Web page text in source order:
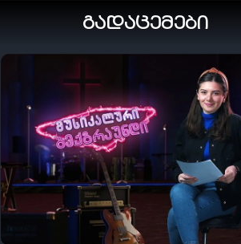
გადაცემები